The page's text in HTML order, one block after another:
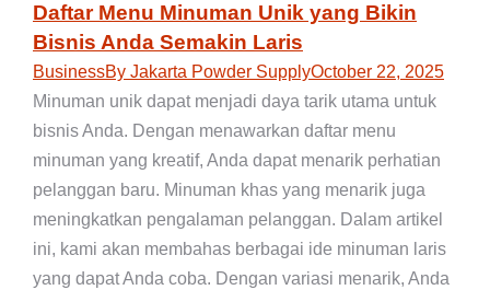
Daftar Menu Minuman Unik yang Bikin
Bisnis Anda Semakin Laris
BusinessBy Jakarta Powder SupplyOctober 22, 2025
Minuman unik dapat menjadi daya tarik utama untuk
bisnis Anda. Dengan menawarkan daftar menu
minuman yang kreatif, Anda dapat menarik perhatian
pelanggan baru. Minuman khas yang menarik juga
meningkatkan pengalaman pelanggan. Dalam artikel
ini, kami akan membahas berbagai ide minuman laris
yang dapat Anda coba. Dengan variasi menarik, Anda